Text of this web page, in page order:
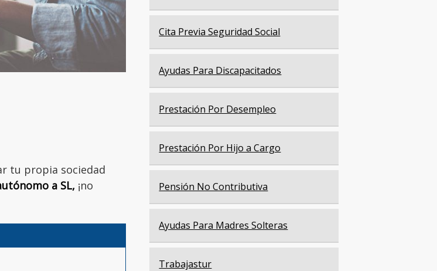
tu propia sociedad
a SL, ¡no
Cita Previa Seguridad Social
Ayudas Para Discapacitados
Prestación Por Desempleo
Prestación Por Hijo a Cargo
Pensión No Contributiva
Ayudas Para Madres Solteras
Trabajastur